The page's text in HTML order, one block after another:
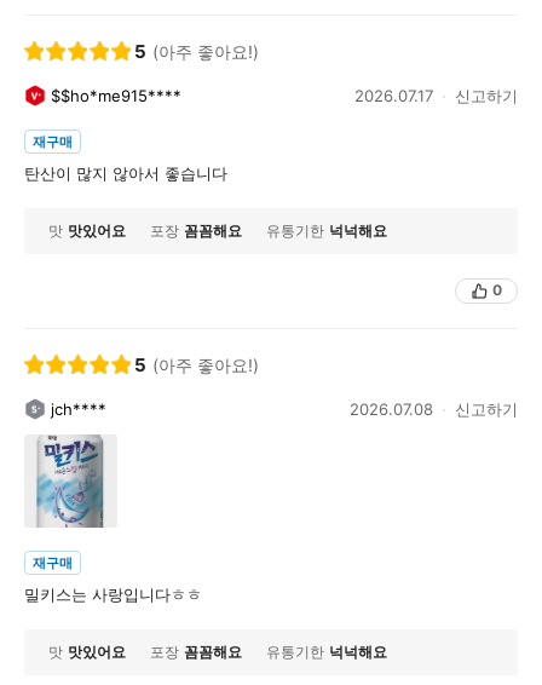
5 (아주 좋아요!)
$$ho*me915**** 2026.07.17 신고하기
재구매
탄산이 많지 않아서 좋습니다
맛 맛있어요 포장 꼼꼼해요 유통기한 넉넉해요
0
5 (아주 좋아요!)
jch**** 2026.07.08 신고하기
재구매
밀키스는 사랑입니다ㅎㅎ
맛 맛있어요 포장 꼼꼼해요 유통기한 넉넉해요